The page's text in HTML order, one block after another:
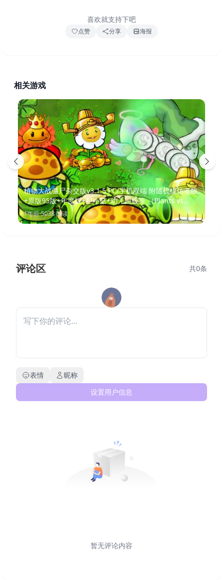
喜欢就支持下吧
点赞 分享 海报
相关游戏
植物大战僵尸杂交版v3.1.5 PC/手机双端 附随机模仿者版
+原版95版+年度版+胆小菇+幼儿园版等 （Plants vs
Zombies）免安装中文版
1年前·5038阅读
评论区 共0条
表情
昵称
设置用户信息
暂无评论内容